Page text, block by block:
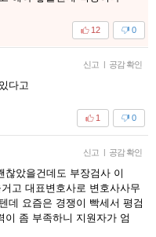
0
12
신고 | 공감 확인
다고
0
1
신고 | 공감 확인
찮았을건데도 부장검사 이
고 대표변호사로 변호사사무
데 요즘은 경쟁이 빡세서 평검
이 좀 부족하니 지원자가 엄